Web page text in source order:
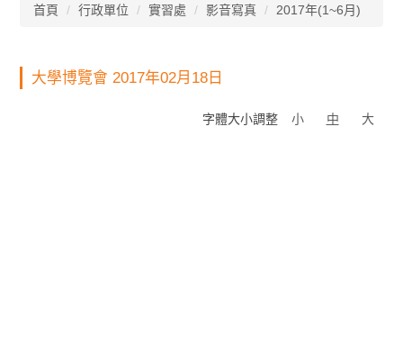
首頁 行政單位 實習處 影音寫真 2017年(1~6月)
大學博覽會 2017年02月18日
字體大小調整 小 中 大